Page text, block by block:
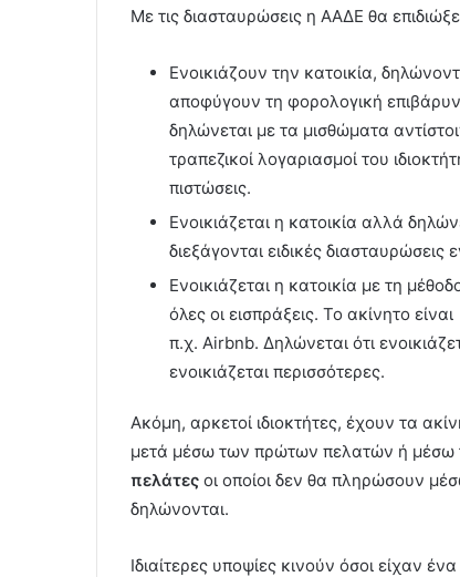
Με τις διασταυρώσεις η ΑΑΔΕ θα
Ενοικιάζουν την κατοικία,
αποφύγουν τη φορολογική
δηλώνεται με τα μισθώματα
τραπεζικοί λογαριασμοί του
πιστώσεις.
Ενοικιάζεται η κατοικία αλλά
διεξάγονται ειδικές διασταυρώσεις
Ενοικιάζεται η κατοικία με τη
όλες οι εισπράξεις. Το ακίνητο
π.χ. Airbnb. Δηλώνεται ότι
ενοικιάζεται περισσότερες.
Ακόμη, αρκετοί ιδιοκτήτες, έχουν τα
μετά μέσω των πρώτων πελατών ή μέσω
πελάτες οι οποίοι δεν θα πληρώσουν
δηλώνονται.
Ιδιαίτερες υποψίες κινούν όσοι είχαν